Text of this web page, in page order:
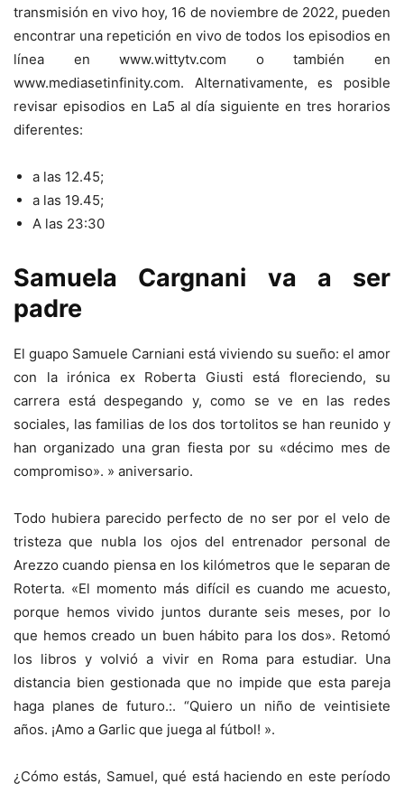
transmisión en vivo hoy, 16 de noviembre de 2022, pueden
encontrar una repetición en vivo de todos los episodios en
línea en www.wittytv.com o también en
www.mediasetinfinity.com. Alternativamente, es posible
revisar episodios en La5 al día siguiente en tres horarios
diferentes:
a las 12.45;
a las 19.45;
A las 23:30
Samuela Cargnani va a ser
padre
El guapo Samuele Carniani está viviendo su sueño: el amor
con la irónica ex Roberta Giusti está floreciendo, su
carrera está despegando y, como se ve en las redes
sociales, las familias de los dos tortolitos se han reunido y
han organizado una gran fiesta por su «décimo mes de
compromiso». » aniversario.
Todo hubiera parecido perfecto de no ser por el velo de
tristeza que nubla los ojos del entrenador personal de
Arezzo cuando piensa en los kilómetros que le separan de
Roterta. «El momento más difícil es cuando me acuesto,
porque hemos vivido juntos durante seis meses, por lo
que hemos creado un buen hábito para los dos». Retomó
los libros y volvió a vivir en Roma para estudiar. Una
distancia bien gestionada que no impide que esta pareja
haga planes de futuro.:. “Quiero un niño de veintisiete
años. ¡Amo a Garlic que juega al fútbol! ».
¿Cómo estás, Samuel, qué está haciendo en este período